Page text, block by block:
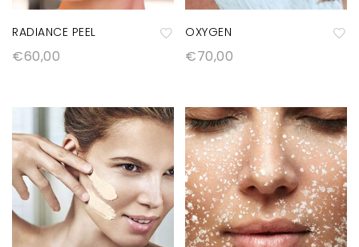
RADIANCE PEEL
€60,00
a
di
a
la
lis
OXYGEN
€70,00
a
di
r
a
la
lis